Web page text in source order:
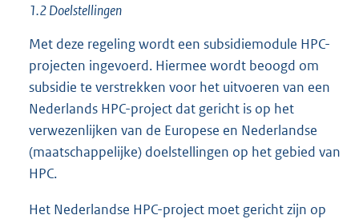
1.2 Doelstellingen
Met deze regeling wordt een subsidiemodule HPC-
projecten ingevoerd. Hiermee wordt beoogd om
subsidie te verstrekken voor het uitvoeren van een
Nederlands HPC-project dat gericht is op het
verwezenlijken van de Europese en Nederlandse
(maatschappelijke) doelstellingen op het gebied van
HPC.
Het Nederlandse HPC-project moet gericht zijn op